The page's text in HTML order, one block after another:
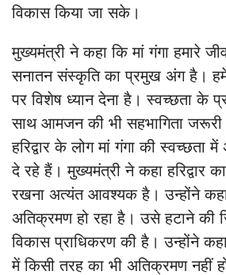
विकास किया जा सके।
मुख्यमंत्री ने कहा कि मां गंगा हमारे
सनातन संस्कृति का प्रमुख अंग है। हमें
पर विशेष ध्यान देना है। स्वच्छता के
साथ आमजन की भी सहभागिता जरूरी
हरिद्वार के लोग मां गंगा की स्वच्छता
दे रहे हैं। मुख्यमंत्री ने कहा हरिद्वार
रखना अत्यंत आवश्यक है। उन्होंने
अतिक्रमण हो रहा है। उसे हटाने की
विकास प्राधिकरण की है। उन्होंने
में किसी तरह का भी अतिक्रमण नहीं